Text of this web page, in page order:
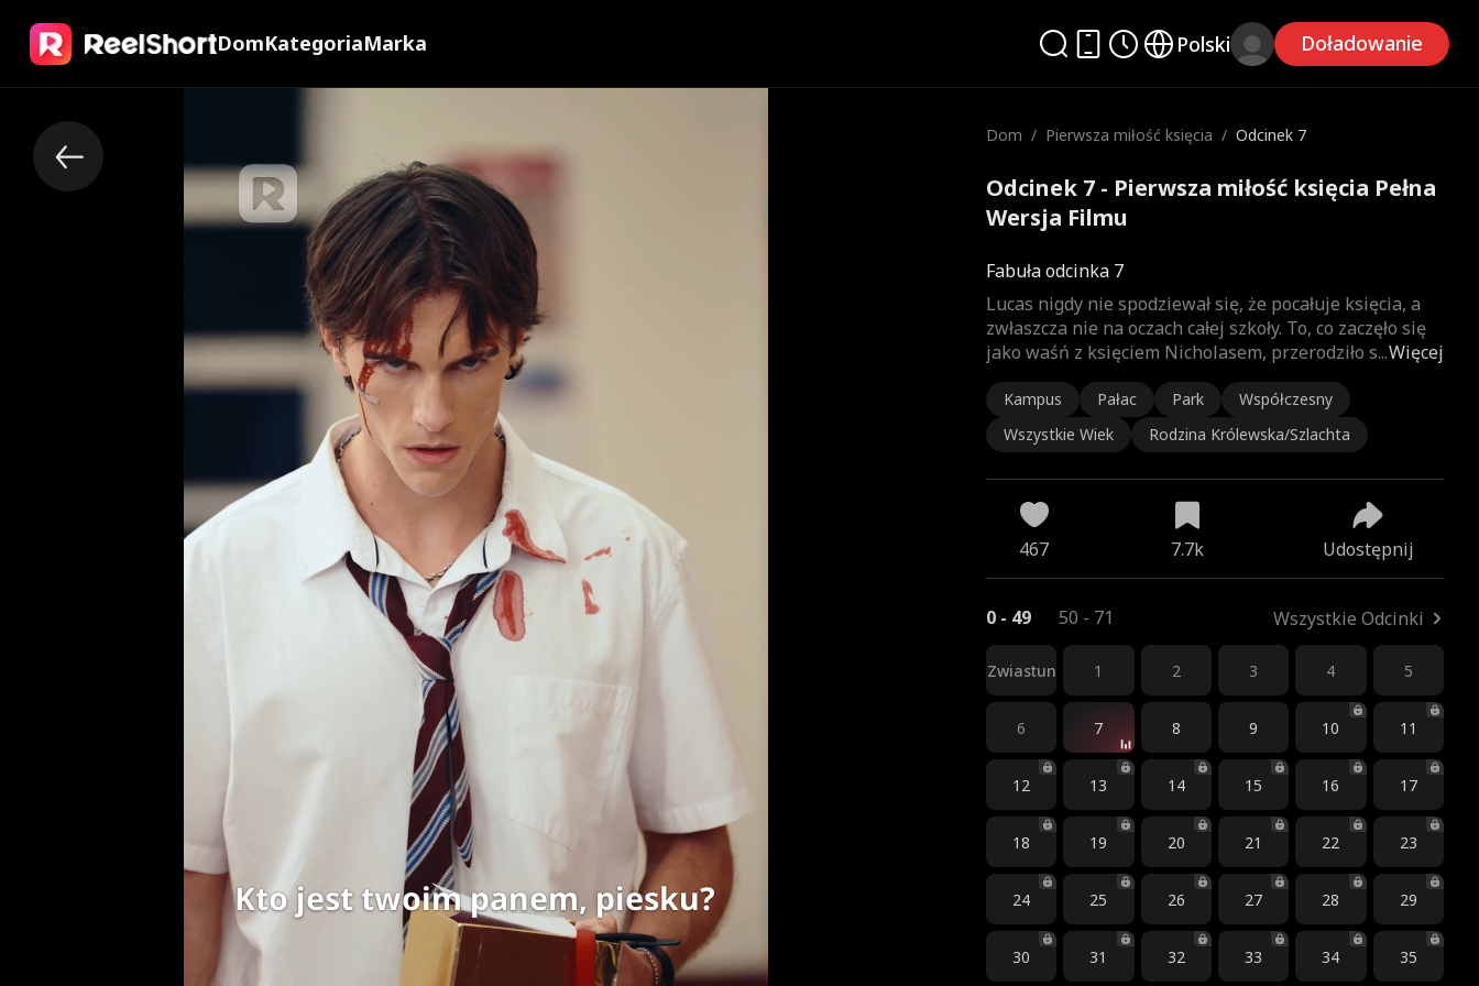
DomKategoriaMarka Polski Doładowanie
Kto jest twoim panem, piesku?
Dom / Pierwsza miłość księcia / Odcinek 7
Odcinek 7 - Pierwsza miłość księcia Pełna
Wersja Filmu
Fabuła odcinka 7
Więcej
Lucas nigdy nie spodziewał się, że pocałuje księcia, a
zwłaszcza nie na oczach całej szkoły. To, co zaczęło się
jako waśń z księciem Nicholasem, przerodziło s...
Kampus Pałac Park
Współczesny
Wszystkie Wiek
Rodzina Królewska/Szlachta
467 7.7k Udostępnij
0 - 49 50 - 71 Wszystkie Odcinki
Zwiastun 1 2 3 4 5
6 7 8 9 10 11
12 13 14 15 16 17
18 19 20 21 22 23
24 25 26 27 28 29
30 31 32 33 34 35